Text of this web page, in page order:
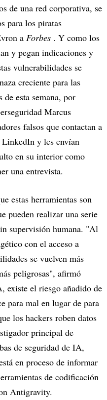
de una red corporativa, se
para los piratas
a Forbes . Y como los
y pegan indicaciones y
vulnerabilidades se
creciente para las
esta semana, por
Marcus
falsos que contactan a
LinkedIn y les envían
en su interior como
una entrevista.
estas herramientas son
pueden realizar una serie
supervisión humana. "Al
con el acceso a
se vuelven más
peligrosas", afirmó
existe el riesgo añadido de
para mal en lugar de para
los hackers roben datos
principal de
de seguridad de IA,
en proceso de informar
de codificación
Antigravity.